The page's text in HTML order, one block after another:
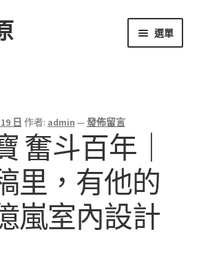
選單
日 作者: admin —發佈留言
奮斗百年｜
里，有他的
嵐室內設計